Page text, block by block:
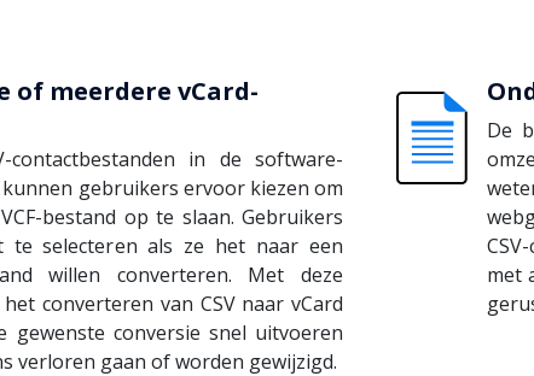
of meerdere vCard-
contactbestanden in de software-
gebruikers ervoor kiezen om
bestand op te slaan. Gebruikers
te selecteren als ze het naar een
willen converteren. Met deze
converteren van CSV naar vCard
gewenste conversie snel uitvoeren
verloren gaan of worden gewijzigd.
De
met